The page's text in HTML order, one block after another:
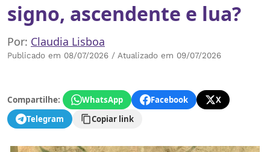
signo, ascendente e lua?
Por: Claudia Lisboa
Publicado em 08/07/2026 / Atualizado em 09/07/2026
Compartilhe: WhatsApp Facebook
X
Telegram
Copiar link